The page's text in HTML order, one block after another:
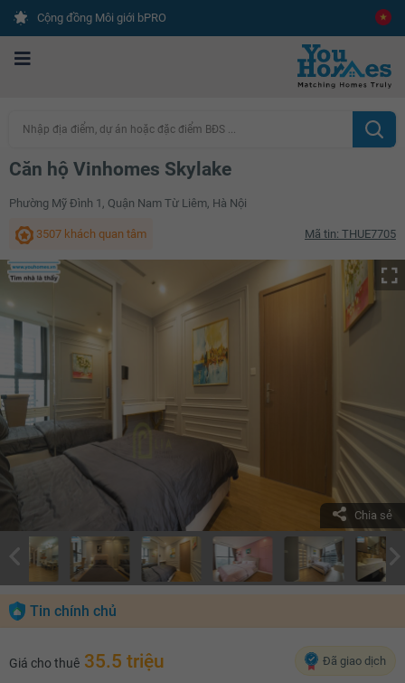
Cộng đồng Môi giới bPRO
Nhập địa điểm, dự án hoặc đặc điểm BĐS ...
Căn hộ Vinhomes Skylake
Phường Mỹ Đình 1, Quận Nam Từ Liêm, Hà Nội
3507 khách quan tâm Mã tin: THUE7705
Chia sẻ
Tin chính chủ
Giá cho thuê 35.5 triệu Đã giao dịch